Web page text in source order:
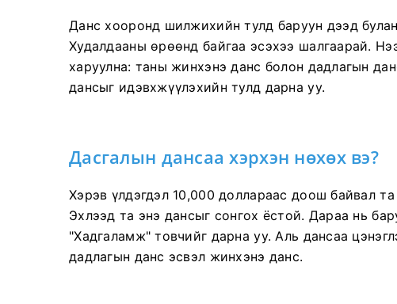
Данс хооронд шилжихийн тулд баруун дээд
Худалдааны өрөөнд байгаа эсэхээ шалгаарай.
харуулна: таны жинхэнэ данс болон дадлагын
дансыг идэвхжүүлэхийн тулд дарна уу.
Дасгалын дансаа хэрхэн нөхөх вэ?
Хэрэв үлдэгдэл 10,000 доллараас доош байвал
Эхлээд та энэ дансыг сонгох ёстой. Дараа нь
"Хадгаламж" товчийг дарна уу. Аль дансаа
дадлагын данс эсвэл жинхэнэ данс.